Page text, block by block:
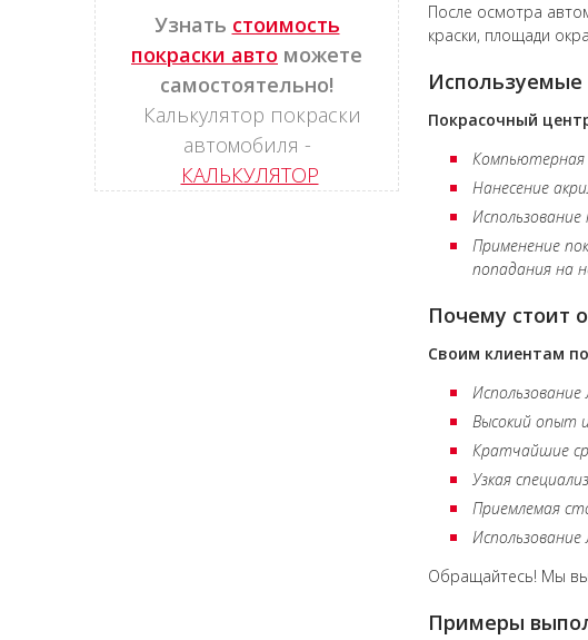
После осмотра
краски, площади
Используемые
Покрасочный
Компьютерная
Нанесение
Применение
попадания на
Почему стоит
Своим клиентам
Высокий опыт
Кратчайшие
Узкая
Приемлемая
Обращайтесь! Мы
Примеры
Узнать стоимость
покраски авто можете
самостоятельно!
Калькулятор покраски
автомобиля -
КАЛЬКУЛЯТОР